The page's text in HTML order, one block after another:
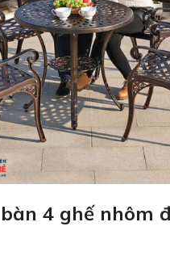
4 ghế nhôm